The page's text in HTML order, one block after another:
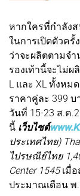
หากใครที่กำลังส
ในการเปิดตัวครั้
ว่าจะผลิตตามจ
รองเท้านี้จะไม่ผ
L และ XL ทั้งหม
ราคาคู่ละ 399 บ
วันที่ 15-23 ส.ค
นี้ เว็บไซต์
ประเทศไทย)
ไปรษณีย์ไทย
Center 1545เมื่
ประมาณเดือน พ.